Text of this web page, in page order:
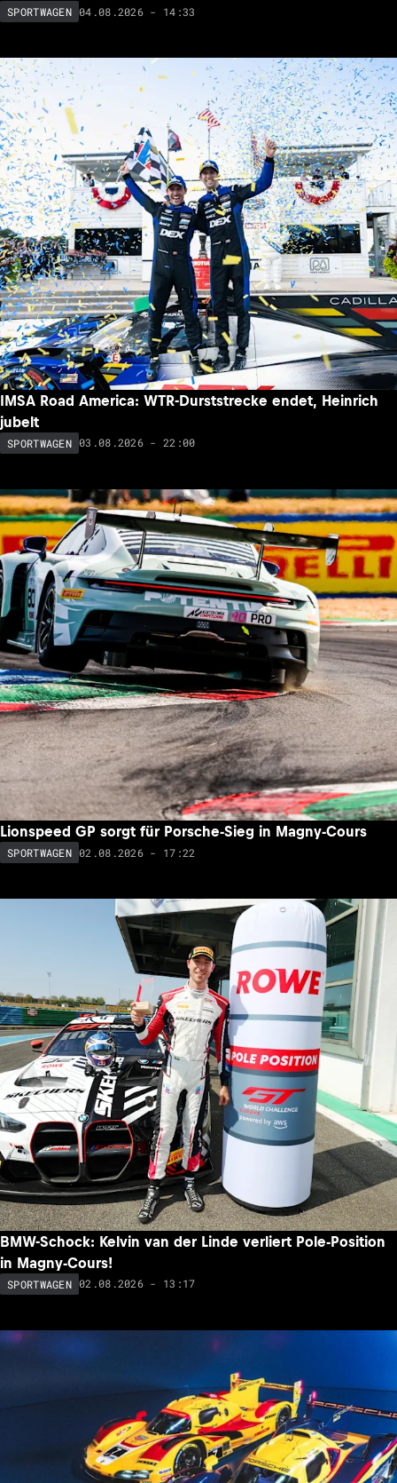
SPORTWAGEN 04.08.2026 - 14:33
IMSA Road America: WTR-Durststrecke endet, Heinrich
jubelt
SPORTWAGEN 03.08.2026 - 22:00
Lionspeed GP sorgt für Porsche-Sieg in Magny-Cours
SPORTWAGEN 02.08.2026 - 17:22
BMW-Schock: Kelvin van der Linde verliert Pole-Position
in Magny-Cours!
SPORTWAGEN 02.08.2026 - 13:17